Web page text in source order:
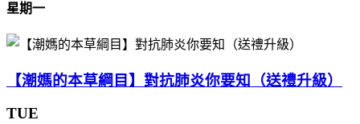
星期一
【潮媽的本草綱目】對抗肺炎你要知（送禮升級）
TUE